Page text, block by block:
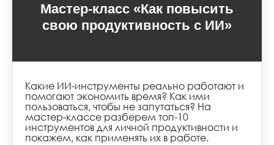
https://klingai.com
Мастер-класс «Как повысить
свою продуктивность с ИИ»
Какие ИИ-инструменты реально работают и
помогают экономить время? Как ими
пользоваться, чтобы не запутаться? На
мастер-классе разберем топ-10
инструментов для личной продуктивности и
покажем, как применять их в работе.